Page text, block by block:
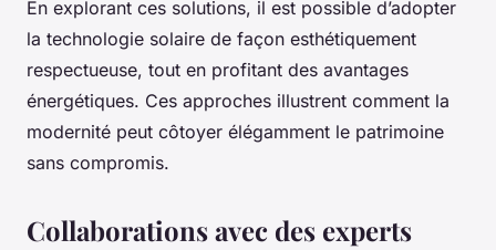
En explorant ces solutions, il est possible d’adopter
la technologie solaire de façon esthétiquement
respectueuse, tout en profitant des avantages
énergétiques. Ces approches illustrent comment la
modernité peut côtoyer élégamment le patrimoine
sans compromis.
Collaborations avec des experts